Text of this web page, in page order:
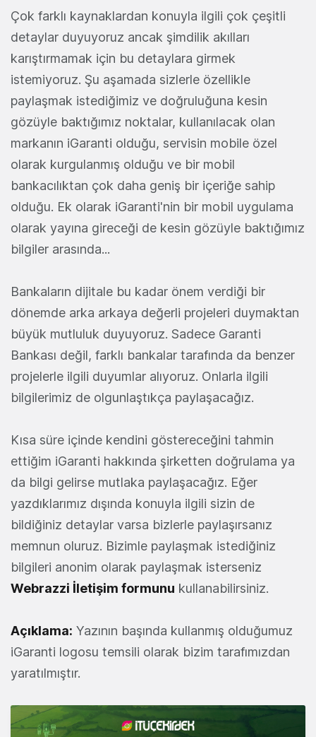
Çok farklı kaynaklardan konuyla ilgili çok çeşitli
detaylar duyuyoruz ancak şimdilik akılları
karıştırmamak için bu detaylara girmek
istemiyoruz. Şu aşamada sizlerle özellikle
paylaşmak istediğimiz ve doğruluğuna kesin
gözüyle baktığımız noktalar, kullanılacak olan
markanın iGaranti olduğu, servisin mobile özel
olarak kurgulanmış olduğu ve bir mobil
bankacılıktan çok daha geniş bir içeriğe sahip
olduğu. Ek olarak iGaranti'nin bir mobil uygulama
olarak yayına gireceği de kesin gözüyle baktığımız
bilgiler arasında...
Bankaların dijitale bu kadar önem verdiği bir
dönemde arka arkaya değerli projeleri duymaktan
büyük mutluluk duyuyoruz. Sadece Garanti
Bankası değil, farklı bankalar tarafında da benzer
projelerle ilgili duyumlar alıyoruz. Onlarla ilgili
bilgilerimiz de olgunlaştıkça paylaşacağız.
Kısa süre içinde kendini göstereceğini tahmin
ettiğim iGaranti hakkında şirketten doğrulama ya
da bilgi gelirse mutlaka paylaşacağız. Eğer
yazdıklarımız dışında konuyla ilgili sizin de
bildiğiniz detaylar varsa bizlerle paylaşırsanız
memnun oluruz. Bizimle paylaşmak istediğiniz
bilgileri anonim olarak paylaşmak isterseniz
Webrazzi İletişim formunu kullanabilirsiniz.
Açıklama: Yazının başında kullanmış olduğumuz
iGaranti logosu temsili olarak bizim tarafımızdan
yaratılmıştır.